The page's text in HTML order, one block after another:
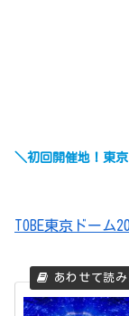
＼初回開催地！東
TOBE東京ドー